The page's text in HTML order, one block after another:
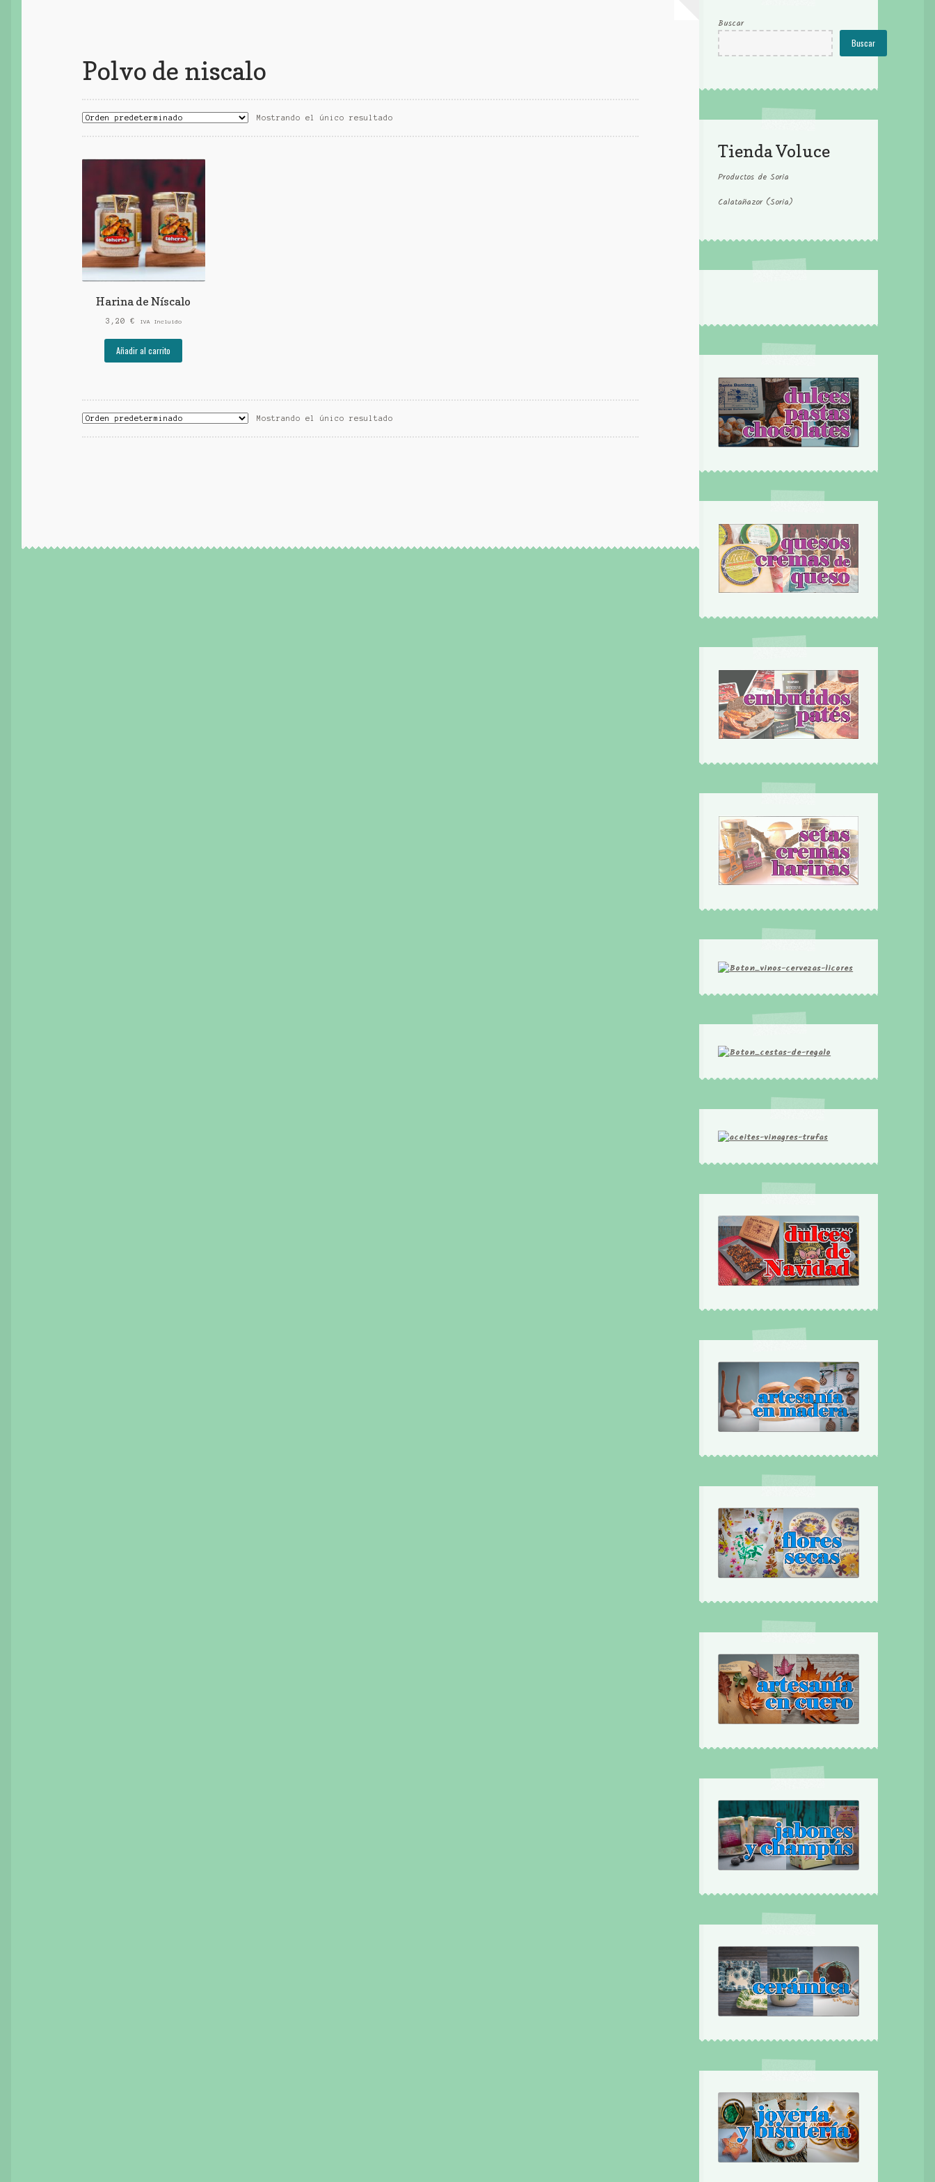
Polvo de niscalo
Mostrando el único resultado
Harina de Níscalo
3,20 € IVA Incluido
Añadir al carrito
Mostrando el único resultado
Buscar
Buscar
Tienda Voluce
Productos de Soria
Calatañazor (Soria)